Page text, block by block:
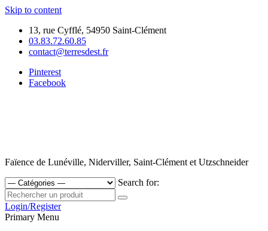
Skip to content
13, rue Cyfflé, 54950 Saint-Clément
03.83.72.60.85
contact@terresdest.fr
Pinterest
Facebook
Faïence de Lunéville, Niderviller, Saint-Clément et Utzschneider
Search for:
Login/Register
Primary Menu